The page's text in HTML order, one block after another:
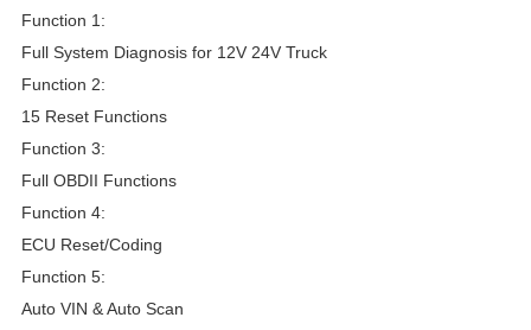
Function 1:
Full System Diagnosis for 12V 24V Truck
Function 2:
15 Reset Functions
Function 3:
Full OBDII Functions
Function 4:
ECU Reset/Coding
Function 5:
Auto VIN & Auto Scan